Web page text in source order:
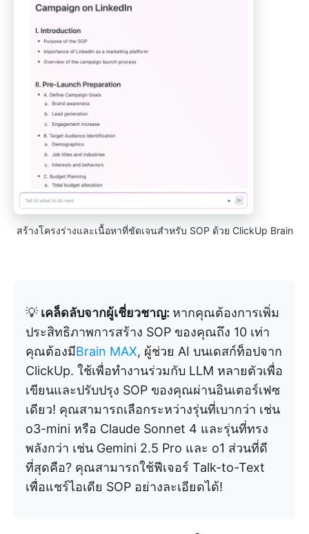
สร้างโครงร่างและเนื้อหาที่ชัดเจนสำหรับ SOP ด้วย ClickUp Brain
💡 เคล็ดลับจากผู้เชี่ยวชาญ: หากคุณต้องการเพิ่ม
ประสิทธิภาพการสร้าง SOP ของคุณถึง 10 เท่า
คุณต้องมีBrain MAX, ผู้ช่วย AI บนเดสก์ท็อปจาก
ClickUp. ใช้เพื่อทำงานร่วมกับ LLM หลายตัวเพื่อ
เขียนและปรับปรุง SOP ของคุณผ่านอินเตอร์เฟซ
เดียว! คุณสามารถเลือกระหว่างรุ่นที่เบากว่า เช่น
o3-mini หรือ Claude Sonnet 4 และรุ่นที่ทรง
พลังกว่า เช่น Gemini 2.5 Pro และ o1 ส่วนที่ดี
ที่สุดคือ? คุณสามารถใช้ฟีเจอร์ Talk-to-Text
เพื่อแชร์ไอเดีย SOP อย่างละเอียดได้!